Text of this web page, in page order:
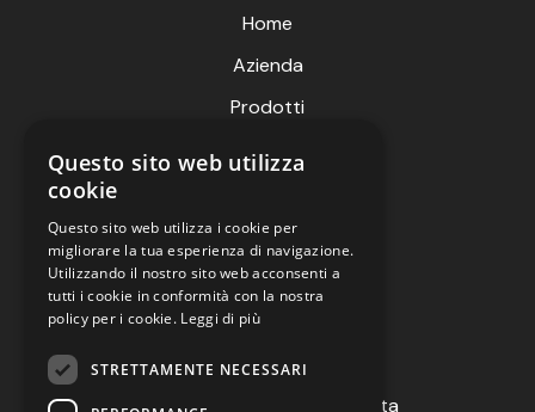
Home
Azienda
Prodotti
Fiere
Live Meteo
B2B
Informazioni
Termini e condizioni di vendita
Questo sito web utilizza
cookie
Questo sito web utilizza i cookie per
migliorare la tua esperienza di navigazione.
Utilizzando il nostro sito web acconsenti a
tutti i cookie in conformità con la nostra
policy per i cookie. Leggi di più
STRETTAMENTE NECESSARI